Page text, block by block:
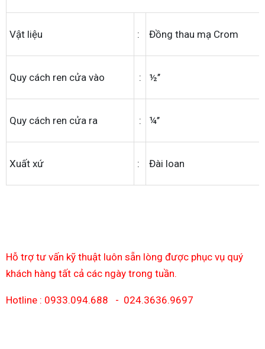
Vật liệu : Đồng thau mạ Crom
Quy cách ren cửa vào : ½’’
Quy cách ren cửa ra : ¼’’
Xuất xứ : Đài loan
Hỗ trợ tư vấn kỹ thuật luôn sẵn lòng được phục vụ quý
khách hàng tất cả các ngày trong tuần.
Hotline : 0933.094.688 - 024.3636.9697